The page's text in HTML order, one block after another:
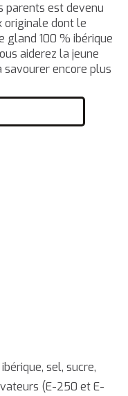
parents est devenu
originale dont le
gland 100 % ibérique
aiderez la jeune
encore plus
sel, sucre,
(E-250 et E-